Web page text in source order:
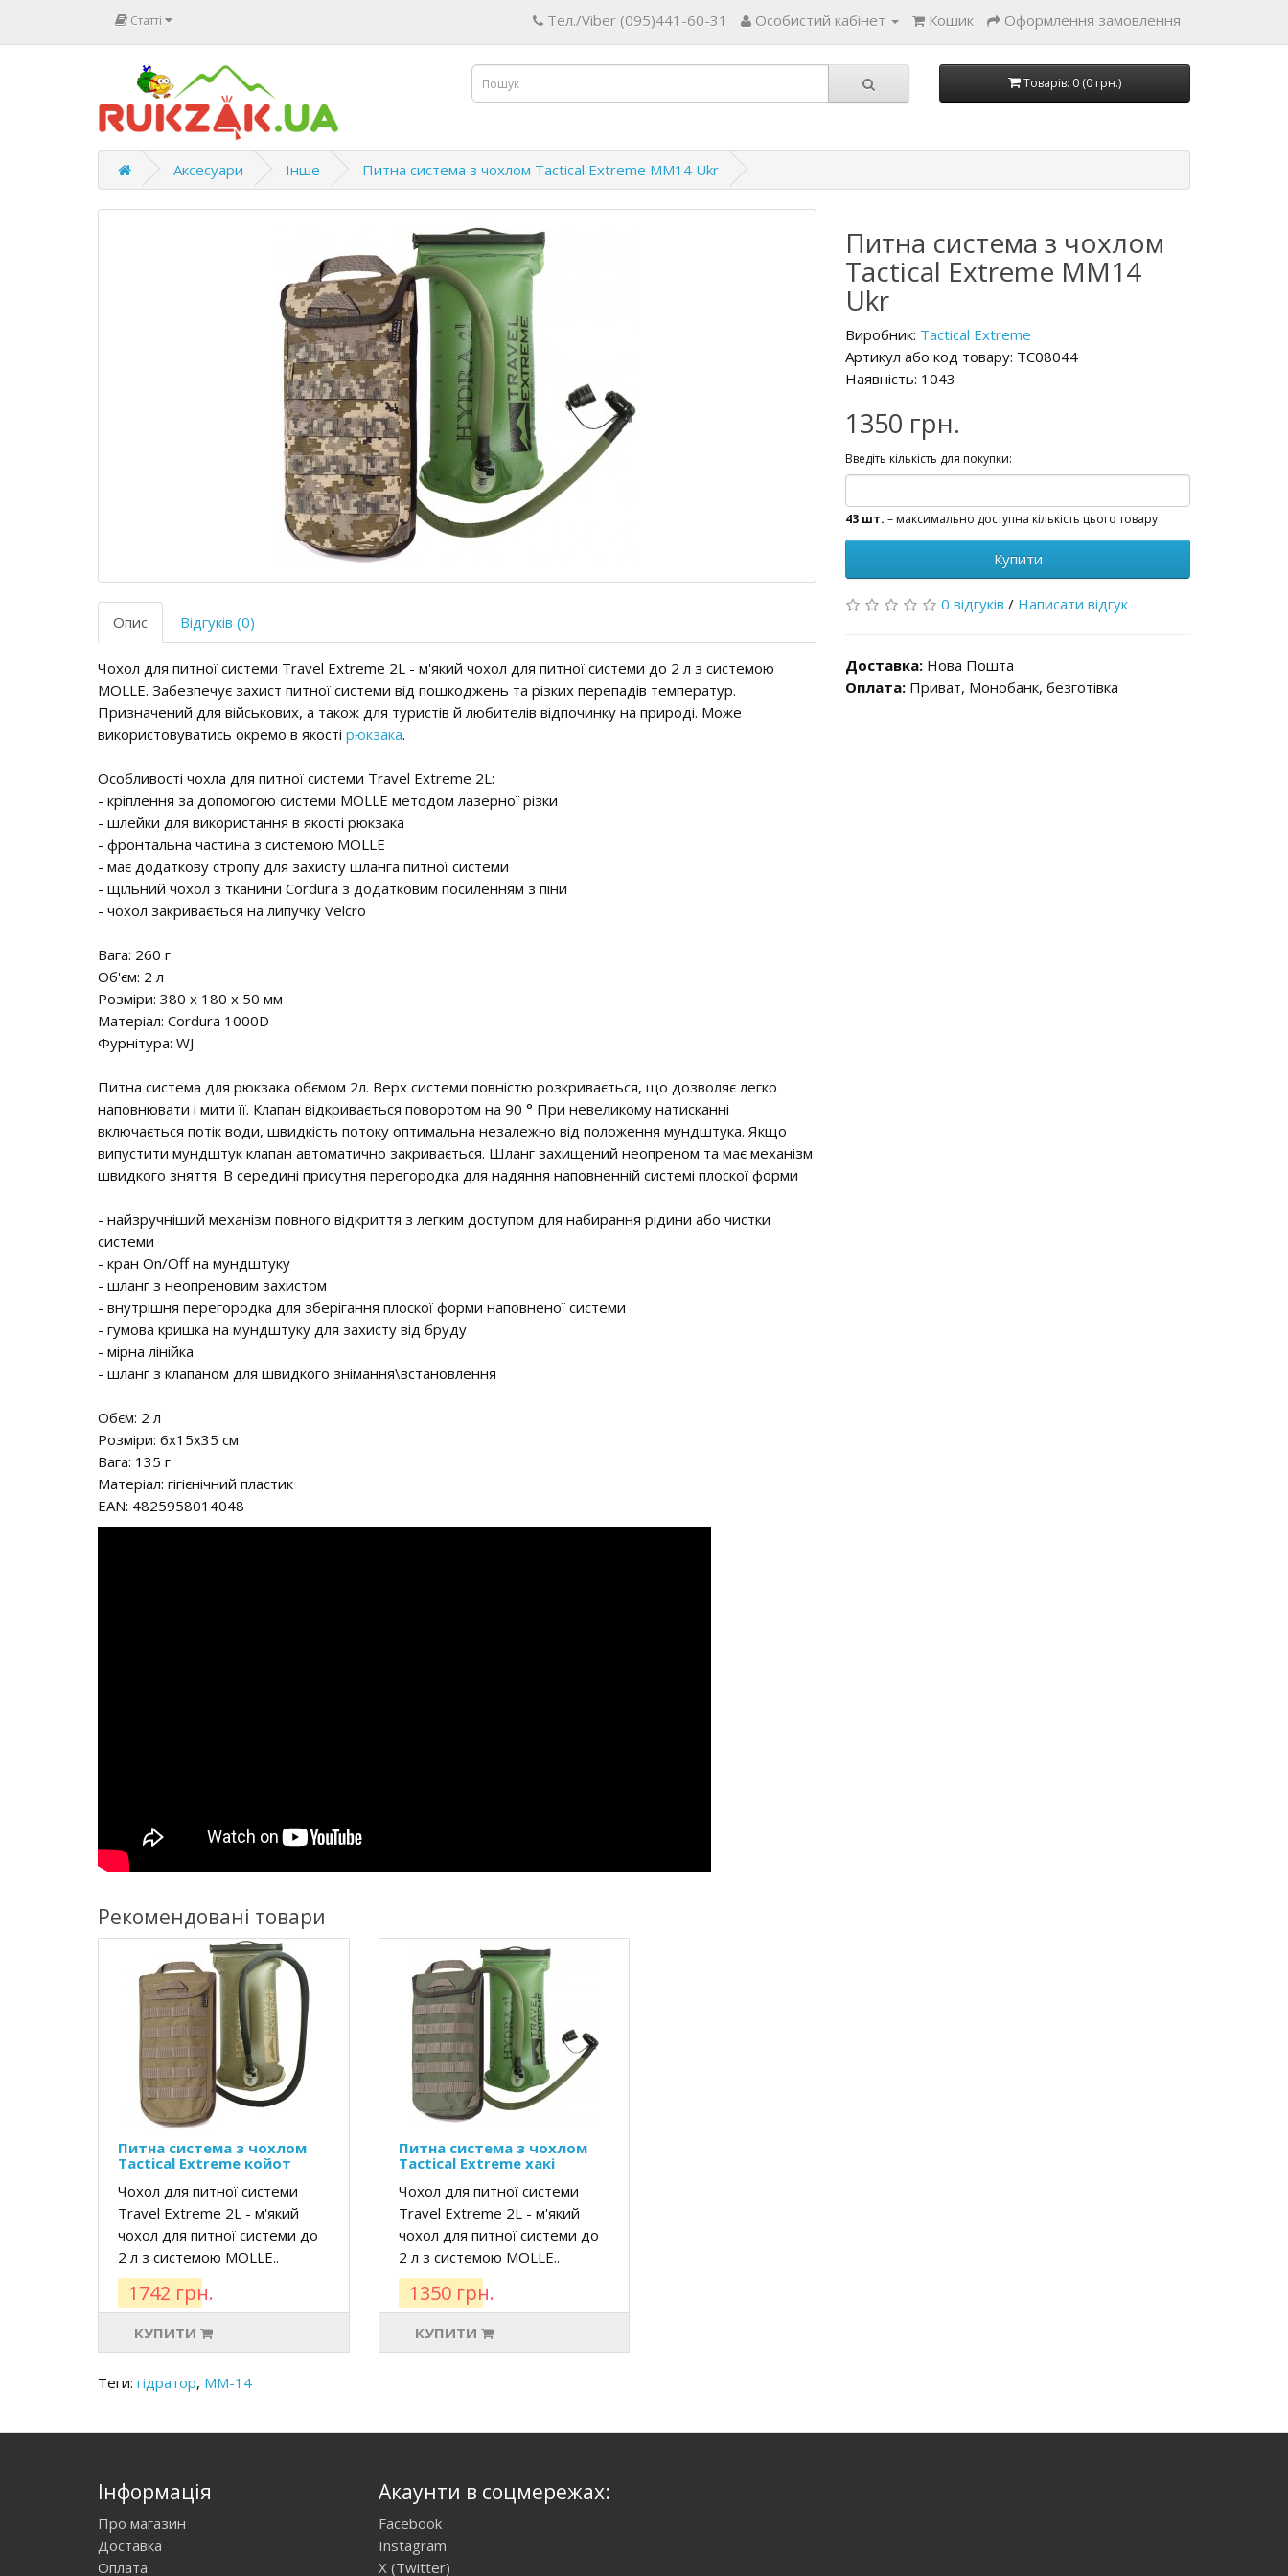
Статті Тел./Viber (095)441-60-31 Особистий кабінет Кошик Оформлення замовлення
Товарів: 0 (0 грн.)
Аксесуари Інше Питна система з чохлом Tactical Extreme MM14 Ukr
Опис Відгуків (0)
Чохол для питної системи Travel Extreme 2L - м'який чохол для питної системи до 2 л з системою
MOLLE. Забезпечує захист питної системи від пошкоджень та різких перепадів температур.
Призначений для військових, а також для туристів й любителів відпочинку на природі. Може
використовуватись окремо в якості рюкзака.
Особливості чохла для питної системи Travel Extreme 2L:
- кріплення за допомогою системи MOLLE методом лазерної різки
- шлейки для використання в якості рюкзака
- фронтальна частина з системою MOLLE
- має додаткову стропу для захисту шланга питної системи
- щільний чохол з тканини Cordura з додатковим посиленням з піни
- чохол закривається на липучку Velcro
Вага: 260 г
Об'єм: 2 л
Розміри: 380 х 180 х 50 мм
Матеріал: Cordura 1000D
Фурнітура: WJ
Питна система для рюкзака обємом 2л. Верх системи повністю розкривається, що дозволяє легко
наповнювати і мити її. Клапан відкривається поворотом на 90 ° При невеликому натисканні
включається потік води, швидкість потоку оптимальна незалежно від положення мундштука. Якщо
випустити мундштук клапан автоматично закривається. Шланг захищений неопреном та має механізм
швидкого зняття. В середині присутня перегородка для надяння наповненній системі плоскої форми
- найзручніший механізм повного відкриття з легким доступом для набирання рідини або чистки
системи
- кран On/Off на мундштуку
- шланг з неопреновим захистом
- внутрішня перегородка для зберігання плоскої форми наповненої системи
- гумова кришка на мундштуку для захисту від бруду
- мірна лінійка
- шланг з клапаном для швидкого знімання\встановлення
Обєм: 2 л
Розміри: 6x15x35 см
Вага: 135 г
Матеріал: гігієнічний пластик
EAN: 4825958014048
Питна система з чохлом
Tactical Extreme MM14
Ukr
Виробник: Tactical Extreme
Артикул або код товару: TC08044
Наявність: 1043
1350 грн.
Введіть кількість для покупки:
43 шт. – максимально доступна кількість цього товару
Купити
0 відгуків / Написати відгук
Доставка: Нова Пошта
Оплата: Приват, Монобанк, безготівка
Рекомендовані товари
Питна система з чохлом
Tactical Extreme койот
Чохол для питної системи
Travel Extreme 2L - м'який
чохол для питної системи до
2 л з системою MOLLE..
1742 грн.
КУПИТИ
Питна система з чохлом
Tactical Extreme хакі
Чохол для питної системи
Travel Extreme 2L - м'який
чохол для питної системи до
2 л з системою MOLLE..
1350 грн.
КУПИТИ
Теги: гідратор, ММ-14
Інформація
Про магазин
Доставка
Оплата
Акаунти в соцмережах:
Facebook
Instagram
X (Twitter)